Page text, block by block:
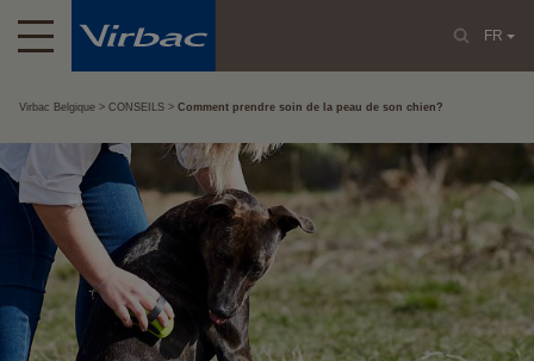
FR
Virbac Belgique CONSEILS Comment prendre soin de la peau de son chien?